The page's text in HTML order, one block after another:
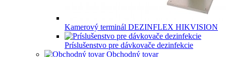
Kamerový terminál DEZINFLEX HIKVISION
Príslušenstvo pre dávkovače dezinfekcie
Obchodný tovar